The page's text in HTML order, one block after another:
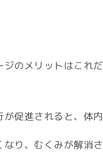
のメリットはこれだ
促進されると、体内
り、むくみが解消さ